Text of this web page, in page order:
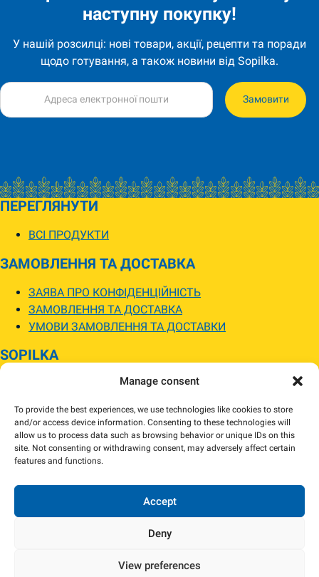
Manage consent
To provide the best experiences, we use technologies like cookies to store
and/or access device information. Consenting to these technologies will
allow us to process data such as browsing behavior or unique IDs on this
site. Not consenting or withdrawing consent, may adversely affect certain
features and functions.
Accept
Deny
View preferences
наступну покупку!
У нашій розсилці: нові товари, акції, рецепти та поради
щодо готування, а також новини від Sopilka.
Замовити
ПЕРЕГЛЯНУТИ
ВСІ ПРОДУКТИ
ЗАМОВЛЕННЯ ТА ДОСТАВКА
ЗАЯВА ПРО КОНФІДЕНЦІЙНІСТЬ
ЗАМОВЛЕННЯ ТА ДОСТАВКА
УМОВИ ЗАМОВЛЕННЯ ТА ДОСТАВКИ
SOPILKA
МАГАЗИНИ SOPILKA
НОВИНИ
Зображення товарів на вебсайті можуть відрізнятися від їхнього
За потреби ми зв’яжемося та погодимо заміну.
Copyright 2024 Sopilka.fi – Всі права захищені